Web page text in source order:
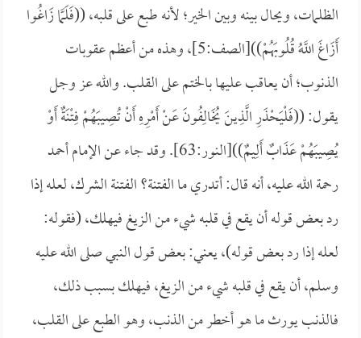
الظلمات، ويحال بينه وبين الخير؛ لأنه طبع على قلبه، ((فَلَمَّا زَاغُوا
أَزَاغَ اللَّهُ قُلُوبَهُمْ))[الصف:5]، وهذه من أعظم عقوبات
الذنوب؛ أن يعاقب عليها بالختم على القلب. والله عز وجل
يقول: ((فَلْيَحْذَرِ الَّذِينَ يُخَالِفُونَ عَنْ أَمْرِهِ أَنْ تُصِيبَهُمْ فِتْنَةٌ أَوْ
يُصِيبَهُمْ عَذَابٌ أَلِيمٌ))[النور:63]. وقد جاء عن الإمام
أحمد
رحمة الله عليه، أنه قال: أتدري ما الفتنة؟ الفتنة الشرك، لعله إذا
رد بعض قوله أن يقع في قلبه شيء من الزيغ فيهلك، (فقوله:
لعله إذا رد بعض قوله)، يعني: بعض قول النبي صلى الله عليه
وسلم، أن يقع في قلبه شيء من الزيغ، فيهلك بسبب ذلك،
فالذنب يورث ما هو أخطر من الذنب، وهو الطبع على القلب،